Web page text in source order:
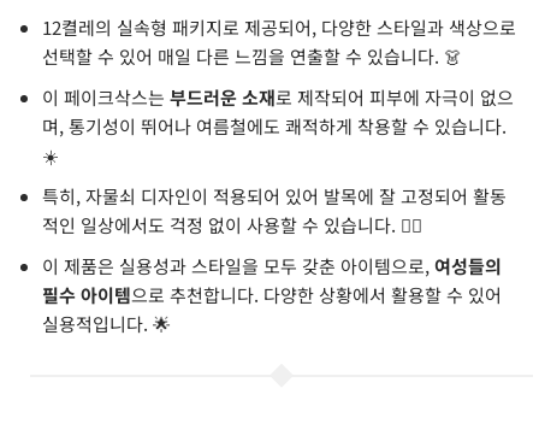
12켤레의 실속형 패키지로 제공되어, 다양한 스타일과 색상으로
선택할 수 있어 매일 다른 느낌을 연출할 수 있습니다. 👗
이 페이크삭스는 부드러운 소재로 제작되어 피부에 자극이 없으
며, 통기성이 뛰어나 여름철에도 쾌적하게 착용할 수 있습니다.
☀️
특히, 자물쇠 디자인이 적용되어 있어 발목에 잘 고정되어 활동
적인 일상에서도 걱정 없이 사용할 수 있습니다. 🏃‍♀️
이 제품은 실용성과 스타일을 모두 갖춘 아이템으로,여성들의
필수 아이템으로 추천합니다. 다양한 상황에서 활용할 수 있어
실용적입니다. 🌟